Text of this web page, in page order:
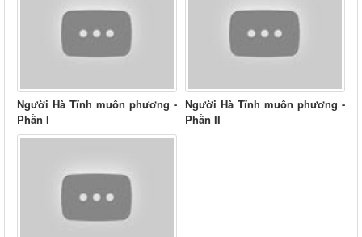
Người Hà Tĩnh muôn phương -
Phần I
Người Hà Tĩnh muôn phương -
Phần II